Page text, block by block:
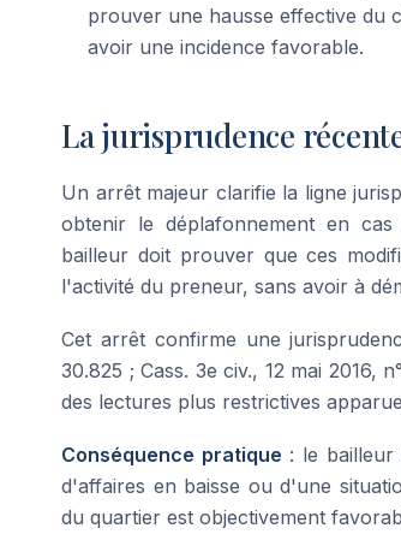
prouver une hausse effective du
avoir une incidence favorable.
La jurisprudence
Un arrêt majeur clarifie la ligne
obtenir le déplafonnement en
bailleur doit prouver que ces
l'activité du preneur, sans avoir à
Cet arrêt confirme une
30.825 ; Cass. 3e civ., 12 mai 2016,
des lectures plus restrictives
Conséquence pratique : le
d'affaires en baisse ou d'une
du quartier est objectivement